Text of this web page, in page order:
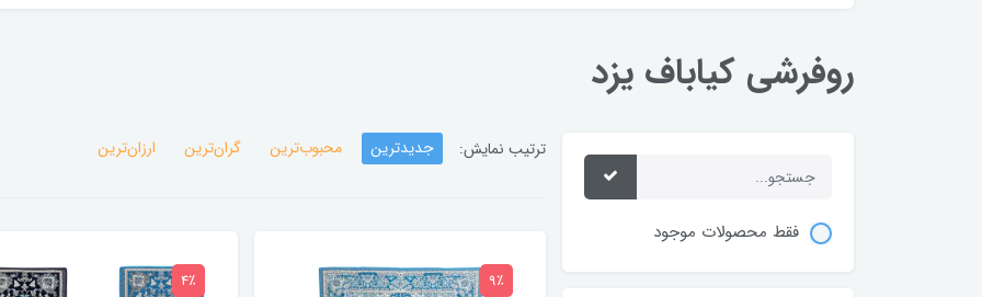
روفرشی کیاباف یزد
فقط محصولات موجود
ترتیب نمایش: جدیدترین محبوب‌ترین گران‌ترین ارزان‌ترین
9٪ 4٪